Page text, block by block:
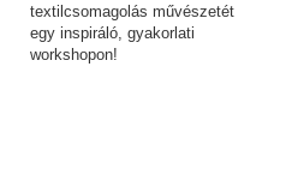
textilcsomagolás művészetét
egy inspiráló, gyakorlati
workshopon!